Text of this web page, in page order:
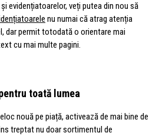
evidențiatoarelor, veți putea din nou să
nu numai că atrag atenția
dar permit totodată o orientare mai
cu mai multe pagini.
toată lumea
nouă pe piață, activează de mai bine de
treptat nu doar sortimentul de